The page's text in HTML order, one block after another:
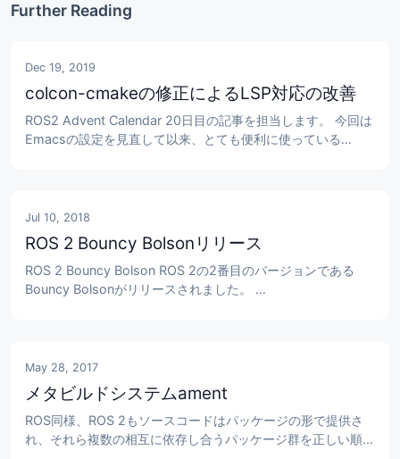
Further Reading
Dec 19, 2019
colcon-cmakeの修正によるLSP対応の改善
ROS2 Advent Calendar 20日目の記事を担当します。 今回は
Emacsの設定を見直して以来、とても便利に使っている
Microsoftが...
Jul 10, 2018
ROS 2 Bouncy Bolsonリリース
ROS 2 Bouncy Bolson ROS 2の2番目のバージョンである
Bouncy Bolsonがリリースされました。
発しやすいです。僕ものこの...
May 28, 2017
メタビルドシステムament
ROS同様、ROS 2もソースコードはパッケージの形で提供さ
れ、それら複数の相互に依存し合うパッケージ群を正しい順番